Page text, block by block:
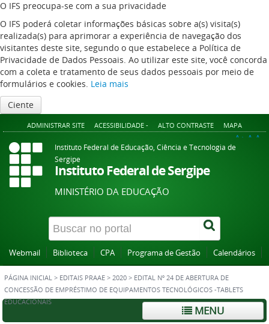
O IFS preocupa-se com a sua privacidade
O IFS poderá coletar informações básicas sobre a(s) visita(s)
realizada(s) para aprimorar a experiência de navegação dos
visitantes deste site, segundo o que estabelece a Política de
Privacidade de Dados Pessoais. Ao utilizar este site, você concorda
com a coleta e tratamento de seus dados pessoais por meio de
formulários e cookies. Leia mais
Ciente
ADMINISTRAR SITE ACESSIBILIDADE - ALTO CONTRASTE MAPA
A+ A A-
Instituto Federal de Educação, Ciência e Tecnologia de
Sergipe
Instituto Federal de Sergipe
MINISTÉRIO DA EDUCAÇÃO
Webmail Biblioteca CPA Programa de Gestão Calendários
PÁGINA INICIAL > EDITAIS PRAAE > 2020 > EDITAL Nº 24 DE ABERTURA DE
CONCESSÃO DE EMPRÉSTIMO DE EQUIPAMENTOS TECNOLÓGICOS -TABLETS
EDUCACIONAIS
MENU